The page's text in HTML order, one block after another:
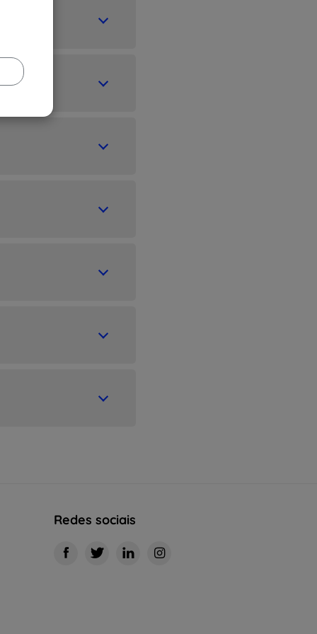
Redes sociais